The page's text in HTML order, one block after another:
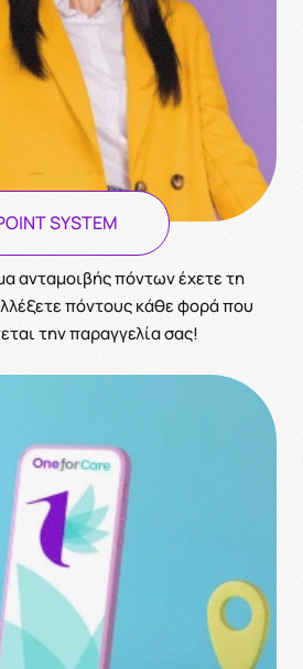
SYSTEM
ανταμοιβής πόντων έχετε τη
πόντους κάθε φορά που
την παραγγελία σας!